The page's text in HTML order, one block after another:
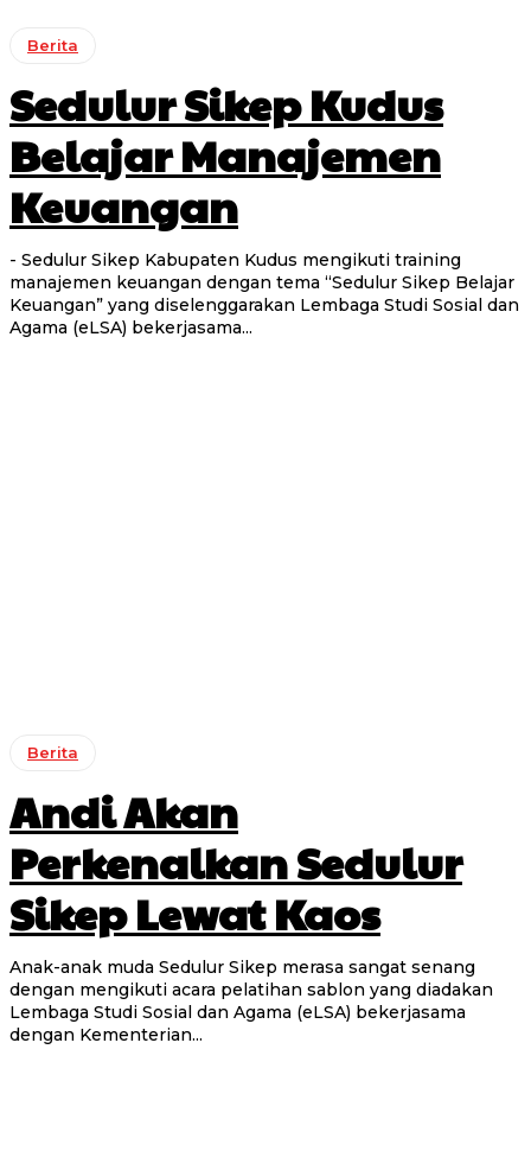
Berita
Sedulur Sikep Kudus
Belajar Manajemen
Keuangan
- Sedulur Sikep Kabupaten Kudus mengikuti training
manajemen keuangan dengan tema “Sedulur Sikep Belajar
Keuangan” yang diselenggarakan Lembaga Studi Sosial dan
Agama (eLSA) bekerjasama...
Berita
Andi Akan
Perkenalkan Sedulur
Sikep Lewat Kaos
Anak-anak muda Sedulur Sikep merasa sangat senang
dengan mengikuti acara pelatihan sablon yang diadakan
Lembaga Studi Sosial dan Agama (eLSA) bekerjasama
dengan Kementerian...